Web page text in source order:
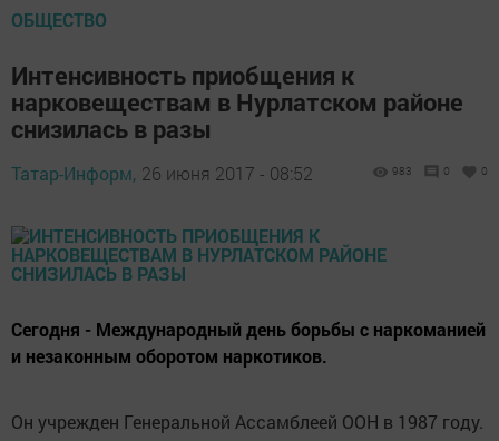
ОБЩЕСТВО
Интенсивность приобщения к
нарковеществам в Нурлатском районе
снизилась в разы
Татар-Информ, 26 июня 2017 - 08:52 983 0 0
Сегодня - Международный день борьбы с наркоманией
и незаконным оборотом наркотиков.
Он учрежден Генеральной Ассамблеей ООН в 1987 году.